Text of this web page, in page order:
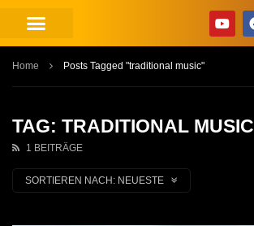
Home Posts Tagged "traditional music"
TAG: TRADITIONAL MUSIC
1 BEITRÄGE
SORTIEREN NACH: NEUESTE